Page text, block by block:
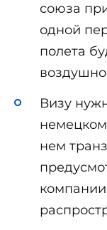
союза
одной
полета
Визу
немецком
нем